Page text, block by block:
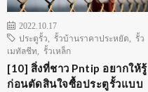
2022.10.17
ประตูรั้ว
รั้วบ้านราคาประหยัด
รั้ว
เมทัลชีท
รั้วเหล็ก
[10] สิ่งที่ชาว Pntip อยากให้รู้
ก่อนตัดสินใจซื้อประตูรั้วแบบ